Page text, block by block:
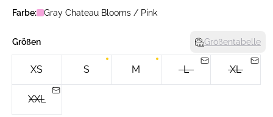
Farbe: Gray Chateau Blooms / Pink
Größen Größentabelle
XS S M L XL
XXL